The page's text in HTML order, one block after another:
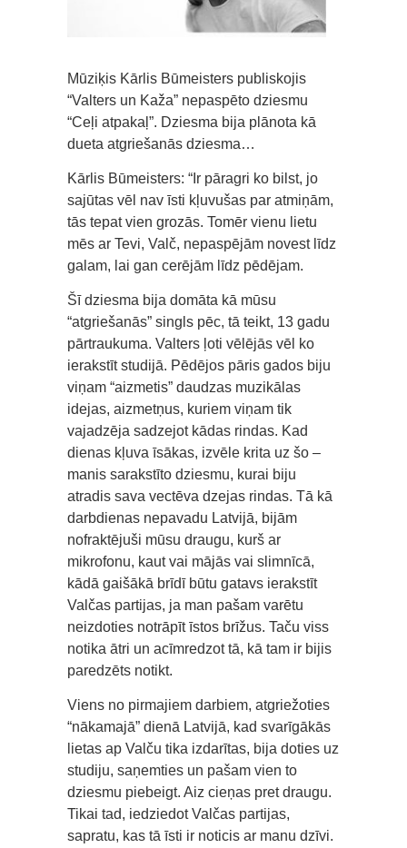
Mūziķis Kārlis Būmeisters publiskojis
“Valters un Kaža” nepaspēto dziesmu
“Ceļi atpakaļ”. Dziesma bija plānota kā
dueta atgriešanās dziesma…
Kārlis Būmeisters: “Ir pāragri ko bilst, jo
sajūtas vēl nav īsti kļuvušas par atmiņām,
tās tepat vien grozās. Tomēr vienu lietu
mēs ar Tevi, Valč, nepaspējām novest līdz
galam, lai gan cerējām līdz pēdējam.
Šī dziesma bija domāta kā mūsu
“atgriešanās” singls pēc, tā teikt, 13 gadu
pārtraukuma. Valters ļoti vēlējās vēl ko
ierakstīt studijā. Pēdējos pāris gados biju
viņam “aizmetis” daudzas muzikālas
idejas, aizmetņus, kuriem viņam tik
vajadzēja sadzejot kādas rindas. Kad
dienas kļuva īsākas, izvēle krita uz šo –
manis sarakstīto dziesmu, kurai biju
atradis sava vectēva dzejas rindas. Tā kā
darbdienas nepavadu Latvijā, bijām
nofraktējuši mūsu draugu, kurš ar
mikrofonu, kaut vai mājās vai slimnīcā,
kādā gaišākā brīdī būtu gatavs ierakstīt
Valčas partijas, ja man pašam varētu
neizdoties notrāpīt īstos brīžus. Taču viss
notika ātri un acīmredzot tā, kā tam ir bijis
paredzēts notikt.
Viens no pirmajiem darbiem, atgriežoties
“nākamajā” dienā Latvijā, kad svarīgākās
lietas ap Valču tika izdarītas, bija doties uz
studiju, saņemties un pašam vien to
dziesmu piebeigt. Aiz cieņas pret draugu.
Tikai tad, iedziedot Valčas partijas,
sapratu, kas tā īsti ir noticis ar manu dzīvi.